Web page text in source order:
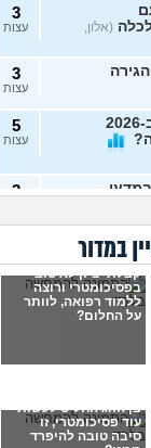
(אלון,
3
עצות
3
עצות
לימודי כלכלה וניהול ב-2026
5
עצות
2
4
עצות
אילן
(יואב, בן
במדור
קבלתי ציון לא טוב
בפסיכומטרי ורוצה
ללמוד רפואה, לוותר
על החלום?
בן הזוג החליט לעשות
עוד פסיכומטרי, זו
סיבה טובה להיפרד